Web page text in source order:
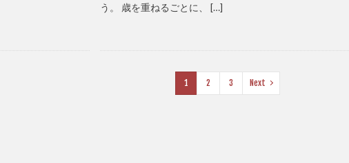
う。 歳を重ねるごとに、 […]
1 2 3 Next